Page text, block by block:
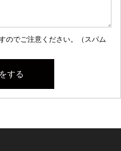
のでご注意ください。（スパム